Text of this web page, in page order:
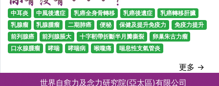
中耳炎 中風後遺症 乳癌全身骨轉移 乳癌後遺症
乳癌轉移肝臟
乳腺瘤
乳腺腫瘤 二期肺癌 便秘 保健及提升免疫力
免疫力提升
前列腺癌
前列腺脹大 十字靭帶折斷半月瓣撕裂
卵巢朱古力瘤
口水腺腫瘤
哮喘 哮喘病 喉嚨痛 喘息性支氣管炎
更多 →
世界自愈力及念力研究院(亞太區)有限公司